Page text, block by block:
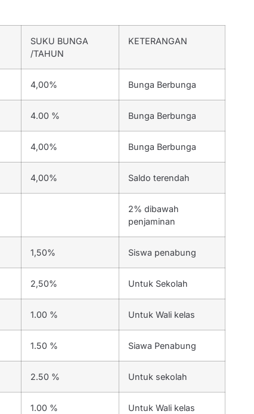
SUKU BUNGA
/TAHUN
KETERANGAN
4,00% Bunga Berbunga
4.00 % Bunga Berbunga
4,00% Bunga Berbunga
4,00% Saldo terendah
2% dibawah
penjaminan
1,50% Siswa penabung
2,50% Untuk Sekolah
1.00 % Untuk Wali kelas
1.50 % Siawa Penabung
2.50 % Untuk sekolah
1.00 % Untuk Wali kelas